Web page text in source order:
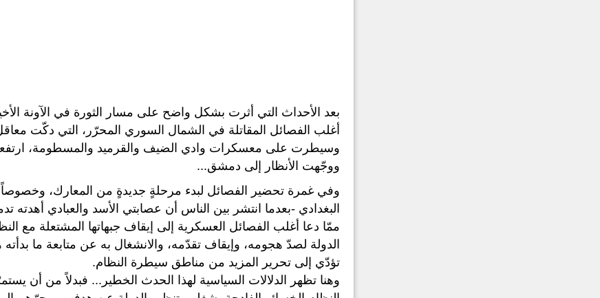
بعد الأحداث التي أثرت بشكل واضح على مسار الثورة في الآونة
أغلب الفصائل المقاتلة في الشمال السوري المحرّر، التي دكّت
وسيطرت على معسكرات وادي الضيف والقرميد والمسطومة،
ووجّهت الأنظار إلى دمشق...
وفي غمرة تحضير الفصائل لبدء مرحلةٍ جديدةٍ من المعارك، وخصوصاً
البغدادي -بعدما انتشر بين الناس أن عصابتي الأسد والعبادي
ممّا دعا أغلب الفصائل العسكرية إلى إيقاف جبهاتها المشتعلة مع
الدولة لصدّ هجومه، وإيقاف تقدّمه، والانشغال به عن متابعة ما
تؤدّي إلى تحرير المزيد من مناطق سيطرة النظام.
وهنا تظهر الدلالات السياسية لهذا الحدث الخطير... فبدلاً من أن